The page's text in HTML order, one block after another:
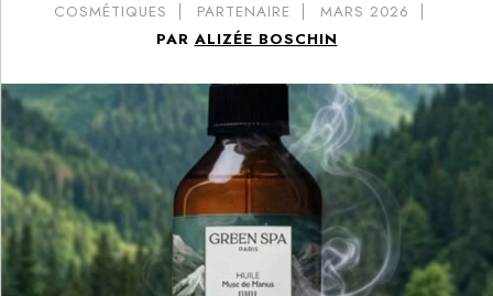
COSMÉTIQUES PARTENAIRE
MARS 2026
PAR ALIZÉE BOSCHIN